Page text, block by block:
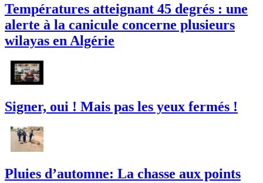
Températures atteignant 45 degrés : une
alerte à la canicule concerne plusieurs
wilayas en Algérie
Signer, oui ! Mais pas les yeux fermés !
Pluies d’automne: La chasse aux points